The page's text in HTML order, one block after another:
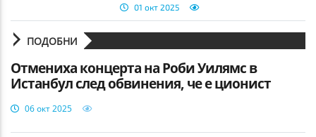
01 окт 2025
ПОДОБНИ
Отмениха концерта на Роби Уилямс в
Истанбул след обвинения, че е ционист
06 окт 2025